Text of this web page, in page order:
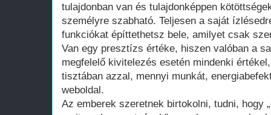
tulajdonban van és tulajdonképpen
személyre szabható. Teljesen a saját
funkciókat építtethetsz bele, amilyet csak
Van egy presztízs értéke, hiszen valóban a
megfelelő kivitelezés esetén mindenki
tisztában azzal, mennyi munkát,
weboldal.
Az emberek szeretnek birtokolni, tudni, hogy